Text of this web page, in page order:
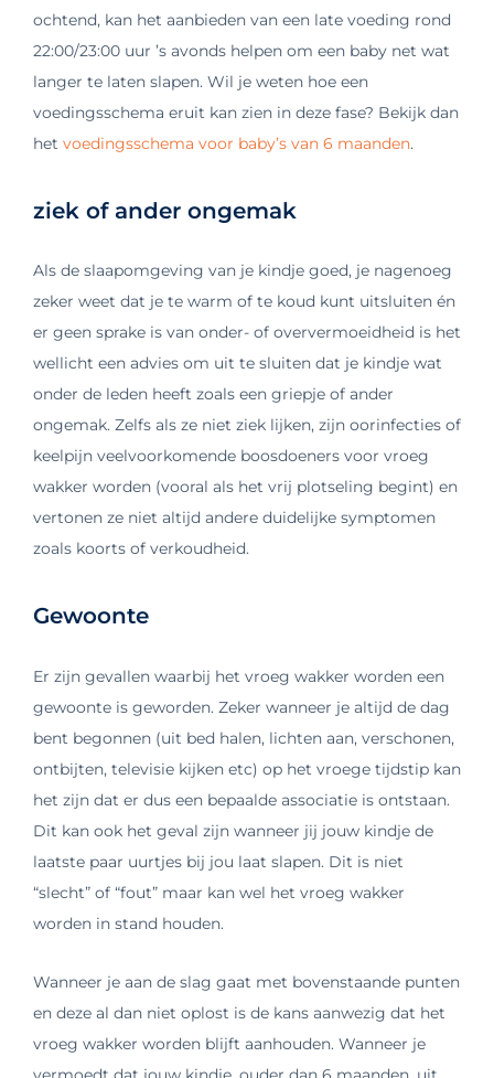
ochtend, kan het aanbieden van een late voeding rond
22:00/23:00 uur ’s avonds helpen om een baby net wat
langer te laten slapen. Wil je weten hoe een
voedingsschema eruit kan zien in deze fase? Bekijk dan
het voedingsschema voor baby’s van 6 maanden.
ziek of ander ongemak
Als de slaapomgeving van je kindje goed, je nagenoeg
zeker weet dat je te warm of te koud kunt uitsluiten én
er geen sprake is van onder- of oververmoeidheid is het
wellicht een advies om uit te sluiten dat je kindje wat
onder de leden heeft zoals een griepje of ander
ongemak. Zelfs als ze niet ziek lijken, zijn oorinfecties of
keelpijn veelvoorkomende boosdoeners voor vroeg
wakker worden (vooral als het vrij plotseling begint) en
vertonen ze niet altijd andere duidelijke symptomen
zoals koorts of verkoudheid.
Gewoonte
Er zijn gevallen waarbij het vroeg wakker worden een
gewoonte is geworden. Zeker wanneer je altijd de dag
bent begonnen (uit bed halen, lichten aan, verschonen,
ontbijten, televisie kijken etc) op het vroege tijdstip kan
het zijn dat er dus een bepaalde associatie is ontstaan.
Dit kan ook het geval zijn wanneer jij jouw kindje de
laatste paar uurtjes bij jou laat slapen. Dit is niet
“slecht” of “fout” maar kan wel het vroeg wakker
worden in stand houden.
Wanneer je aan de slag gaat met bovenstaande punten
en deze al dan niet oplost is de kans aanwezig dat het
vroeg wakker worden blijft aanhouden. Wanneer je